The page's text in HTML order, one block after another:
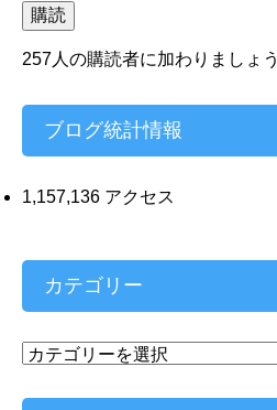
ル
ア
ド
ス
購読
257人の購読者に加わりましょう
ブログ統計情報
1,157,136 アクセス
カテゴリー
カ
ゴ